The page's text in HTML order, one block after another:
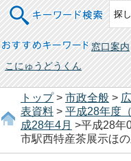
キーワード検索
おすすめキーワード 窓口案内
こにゅうどうくん
トップ> 市政全般 >
表資料 > 平成28年度
成28年4月 >平成28
市駅西特産茶展示ほ